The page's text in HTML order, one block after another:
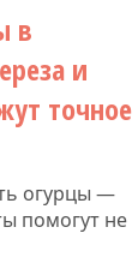
в
и
точное
огурцы —
помогут не